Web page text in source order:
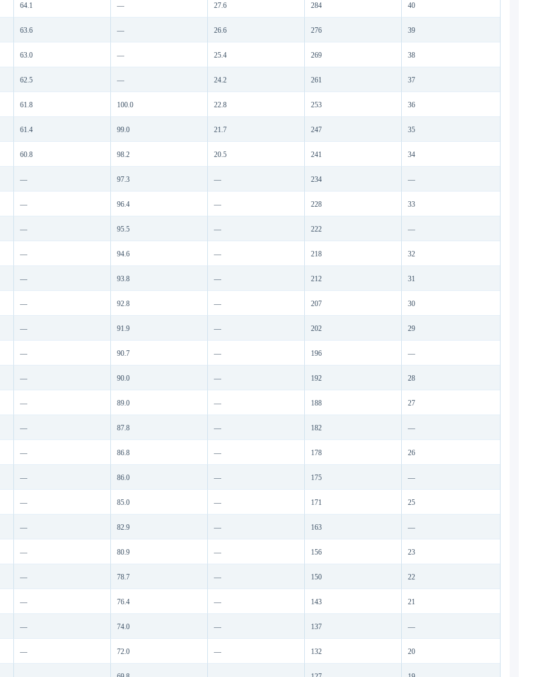
64.1 — 27.6 284 40
63.6 — 26.6 276 39
63.0 — 25.4 269 38
62.5 — 24.2 261 37
61.8 100.0 22.8 253 36
61.4 99.0 21.7 247 35
60.8 98.2 20.5 241 34
— 97.3 — 234 —
— 96.4 — 228 33
— 95.5 — 222 —
— 94.6 — 218 32
— 93.8 — 212 31
— 92.8 — 207 30
— 91.9 — 202 29
— 90.7 — 196 —
— 90.0 — 192 28
— 89.0 — 188 27
— 87.8 — 182 —
— 86.8 — 178 26
— 86.0 — 175 —
— 85.0 — 171 25
— 82.9 — 163 —
— 80.9 — 156 23
— 78.7 — 150 22
— 76.4 — 143 21
— 74.0 — 137 —
— 72.0 — 132 20